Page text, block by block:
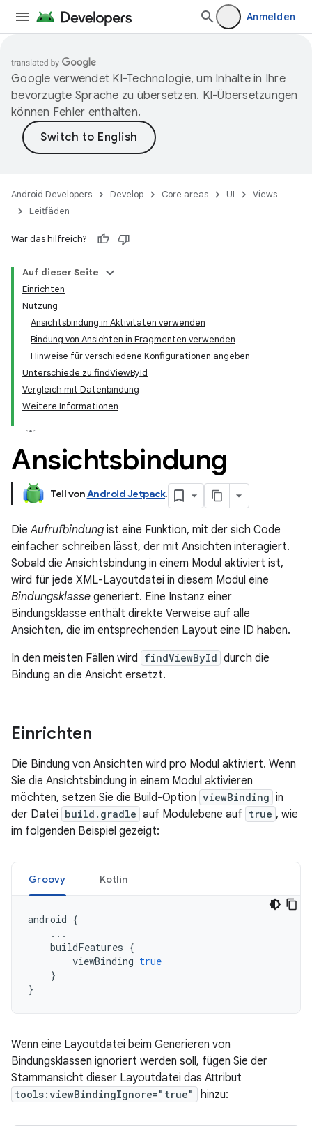
Anmelden
Google verwendet KI-Technologie, um Inhalte in Ihre
bevorzugte Sprache zu übersetzen. KI-Übersetzungen
können Fehler enthalten.
Android Developers Develop Core areas UI
Views
Leitfäden
War das hilfreich?
Auf dieser Seite
Einrichten
Nutzung
Ansichtsbindung in Aktivitäten verwenden
Bindung von Ansichten in Fragmenten verwenden
Hinweise für verschiedene Konfigurationen angeben
Unterschiede zu findViewById
Vergleich mit Datenbindung
Weitere Informationen
Ansichtsbindung
Teil vonAndroid Jetpack.
DieAufrufbindung ist eine Funktion, mit der sich Code
einfacher schreiben lässt, der mit Ansichten interagiert.
Sobald die Ansichtsbindung in einem Modul aktiviert ist,
wird für jede XML-Layoutdatei in diesem Modul eine
Bindungsklasse generiert. Eine Instanz einer
Bindungsklasse enthält direkte Verweise auf alle
Ansichten, die im entsprechenden Layout eine ID haben.
In den meisten Fällen wird findViewById durch die
Bindung an die Ansicht ersetzt.
Einrichten
Die Bindung von Ansichten wird pro Modul aktiviert. Wenn
Sie die Ansichtsbindung in einem Modul aktivieren
möchten, setzen Sie die Build-Option viewBinding in
der Datei build.gradle auf Modulebene auf true , wie
im folgenden Beispiel gezeigt:
Groovy Kotlin
android {
...
buildFeatures {
viewBinding true
}
}
Wenn eine Layoutdatei beim Generieren von
Bindungsklassen ignoriert werden soll, fügen Sie der
Stammansicht dieser Layoutdatei das Attribut
tools:viewBindingIgnore="true" hinzu: